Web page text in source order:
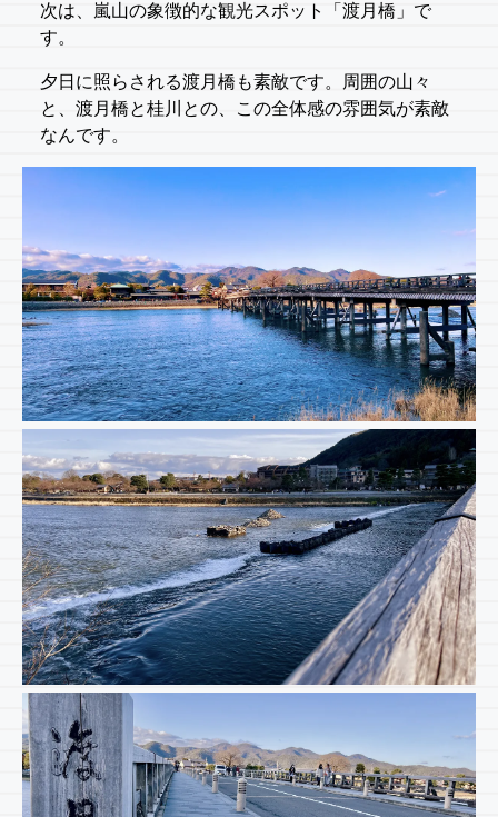
次は、嵐山の象徴的な観光スポット「渡月橋」で
す。
夕日に照らされる渡月橋も素敵です。周囲の山々
と、渡月橋と桂川との、この全体感の雰囲気が素敵
なんです。